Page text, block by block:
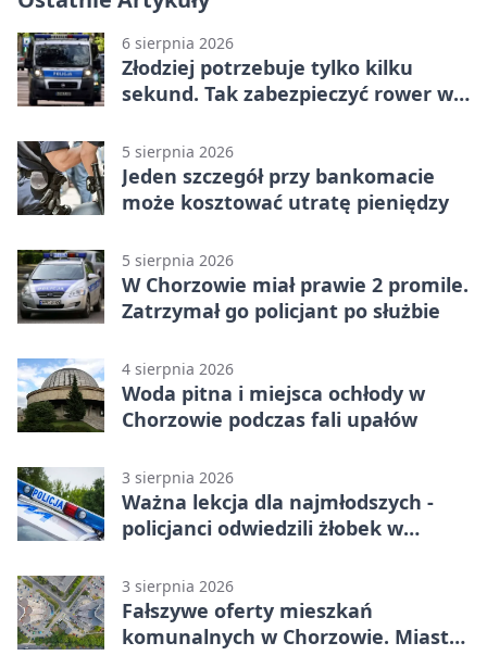
6 sierpnia 2026
Złodziej potrzebuje tylko kilku
sekund. Tak zabezpieczyć rower w
5 sierpnia 2026
Jeden szczegół przy bankomacie
może kosztować utratę pieniędzy
5 sierpnia 2026
W Chorzowie miał prawie 2 promile.
Zatrzymał go policjant po służbie
4 sierpnia 2026
Woda pitna i miejsca ochłody w
Chorzowie podczas fali upałów
3 sierpnia 2026
Ważna lekcja dla najmłodszych -
policjanci odwiedzili żłobek w
3 sierpnia 2026
Fałszywe oferty mieszkań
komunalnych w Chorzowie. Miasto